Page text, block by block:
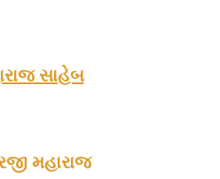
સાહેબ
મહારાજ